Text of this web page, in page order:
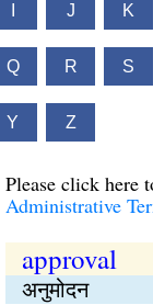
J K
Q R S
Y Z
Please click here
Administrative
approval
अनुमोदन